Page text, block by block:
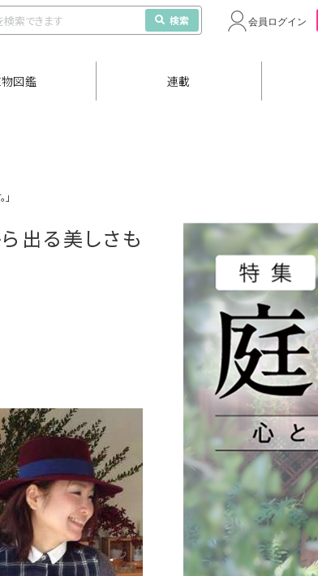
検索 会員ログイン
図鑑 連載
出る美しさも